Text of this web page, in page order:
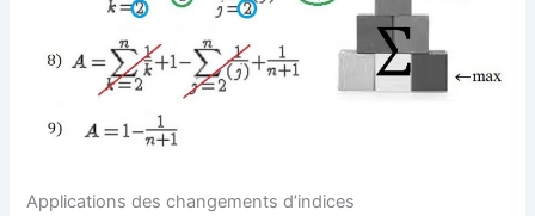
Applications des changements d’indices